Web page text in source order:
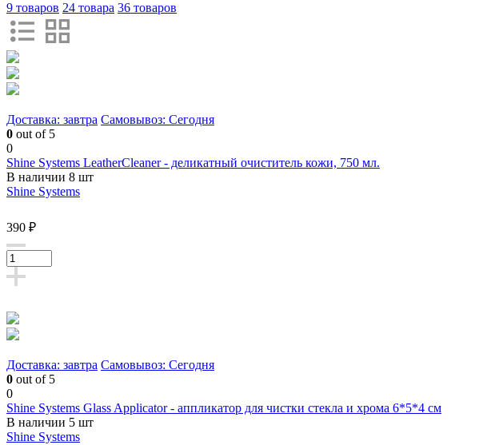
9 товаров 24 товара 36 товаров
Доставка: завтра Самовывоз: Сегодня
0 out of 5
0
Shine Systems LeatherCleaner - деликатный очиститель кожи, 750 мл.
В наличии 8 шт
Shine Systems
390 ₽
Доставка: завтра Самовывоз: Сегодня
0 out of 5
0
Shine Systems Glass Applicator - аппликатор для чистки стекла и хрома 6*5*4 см
В наличии 5 шт
Shine Systems